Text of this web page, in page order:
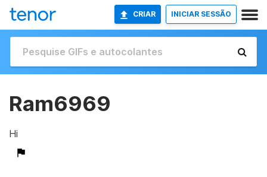
CRIAR INICIAR SESSÃO
Ram6969
Hi